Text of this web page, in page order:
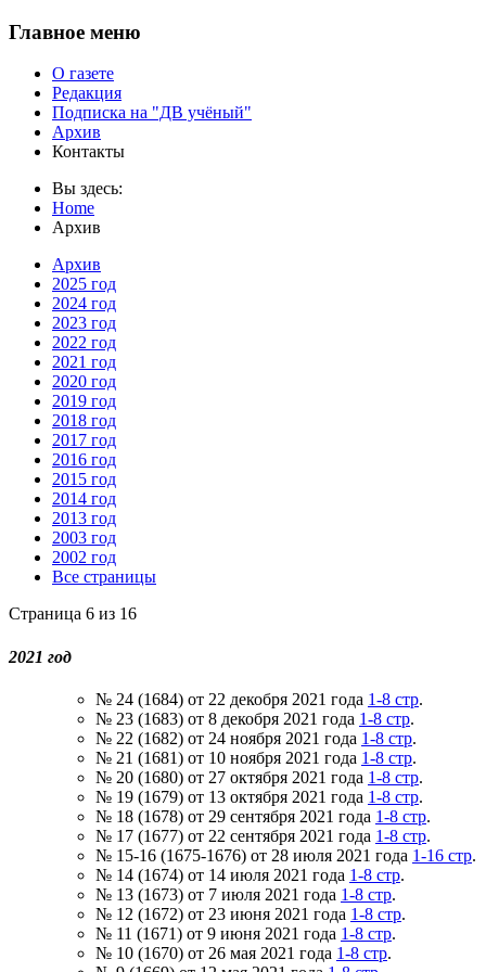
Главное меню
О газете
Редакция
Подписка на "ДВ учёный"
Архив
Контакты
Вы здесь:
Home
Архив
Архив
2025 год
2024 год
2023 год
2022 год
2021 год
2020 год
2019 год
2018 год
2017 год
2016 год
2015 год
2014 год
2013 год
2003 год
2002 год
Все страницы
Страница 6 из 16
2021 год
№ 24 (1684) от 22 декобря 2021 года 1-8 стр.
№ 23 (1683) от 8 декобря 2021 года 1-8 стр.
№ 22 (1682) от 24 ноября 2021 года 1-8 стр.
№ 21 (1681) от 10 ноября 2021 года 1-8 стр.
№ 20 (1680) от 27 октября 2021 года 1-8 стр.
№ 19 (1679) от 13 октября 2021 года 1-8 стр.
№ 18 (1678) от 29 сентября 2021 года 1-8 стр.
№ 17 (1677) от 22 сентября 2021 года 1-8 стр.
№ 15-16 (1675-1676) от 28 июля 2021 года 1-16 стр.
№ 14 (1674) от 14 июля 2021 года 1-8 стр.
№ 13 (1673) от 7 июля 2021 года 1-8 стр.
№ 12 (1672) от 23 июня 2021 года 1-8 стр.
№ 11 (1671) от 9 июня 2021 года 1-8 стр.
№ 10 (1670) от 26 мая 2021 года 1-8 стр.